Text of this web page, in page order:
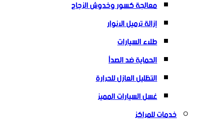
معالجة كسور وخدوش الزجاج
إزالة ترميل الانوار
طلاء السيارات
الحماية ضد الصدأ
التظليل العازل للحرارة
غسل السيارات المميز
خدمات للمراكز